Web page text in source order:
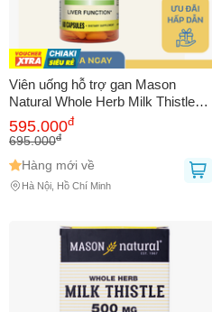
Viên uống hỗ trợ gan Mason
Natural Whole Herb Milk Thistle
500mg - Giải độc gan, bổ sung thảo
mộc tự nhiên, 60 viên mỹ phẩm
595.000đ
695.000đ
Hàng mới về
Hà Nội, Hồ Chí Minh